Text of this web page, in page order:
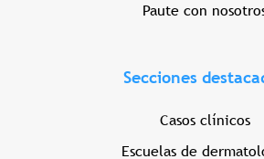
Paute con
Secciones
Casos clínicos
Escuelas de